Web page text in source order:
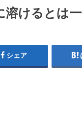
溶けるとは
シェア